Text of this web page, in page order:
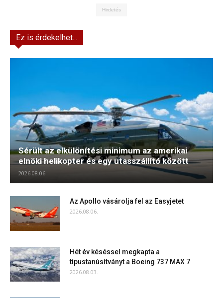
Hirdetés
Ez is érdekelhet...
Sérült az elkülönítési minimum az amerikai
elnöki helikopter és egy utasszállító között
2026.08.06.
Az Apollo vásárolja fel az Easyjetet
2026.08.06.
Hét év késéssel megkapta a
típustanúsítványt a Boeing 737 MAX 7
2026.08.03.